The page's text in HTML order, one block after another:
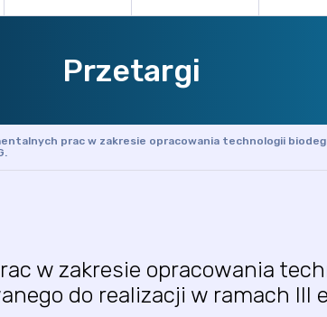
Przetargi
prac w zakresie opracowania technologii
w zakresie opracowania
do realizacji w ramach III